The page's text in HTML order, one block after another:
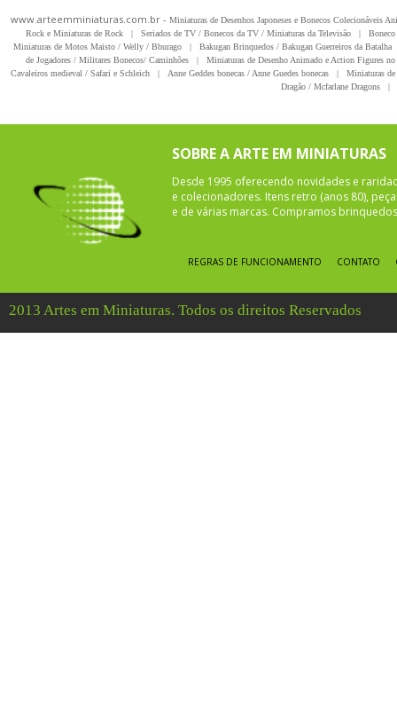
www.arteemminiaturas.com.br - Miniaturas de Desenhos Japoneses e Bonecos Colecionáveis
Rock e Miniaturas de Rock
| Seriados de TV / Bonecos da TV / Miniaturas da Televisão |
Miniaturas de Motos Maisto / Welly / Bburago
| Bakugan Brinquedos / Bakugan Guerreiros da Batalha
de Jogadores / Militares Bonecos/ Caminhões
|
Miniaturas de Desenho Animado e Action Figures
Cavaleiros medieval / Safari e Schleich
| Anne Geddes bonecas / Anne Guedes bonecas |
Miniaturas
Dragão / Mcfarlane Dragons
|
SOBRE A ARTE EM MINIATURAS
Desde 1995 oferecendo novidades e
e colecionadores. Itens retro (anos 80),
e de várias marcas. Compramos
REGRAS DE FUNCIONAMENTO CONTATO
2013 Artes em Miniaturas. Todos os direitos Reservados